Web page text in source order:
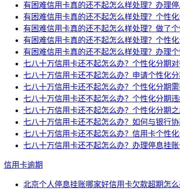
有困难信用卡真的还不起怎么样处理？办理
有困难信用卡真的还不起怎么样处理？个性化
有困难信用卡真的还不起怎么样处理？做了
有困难信用卡真的还不起怎么样处理？个性
有困难信用卡真的还不起怎么样处理？办理
七八十万信用卡还不起怎么办？个性化分期对
七八十万信用卡还不起怎么办？申请个性化分
七八十万信用卡还不起怎么办？个性化分期需
七八十万信用卡还不起怎么办？个性化分期违
七八十万信用卡还不起怎么办？个性化分期之
七八十万信用卡还不起怎么办？如何与银行协
七八十万信用卡还不起怎么办？信用卡个性化
七八十万信用卡还不起怎么办？办理停息挂
信用卡逾期
北京个人停息挂账哪家好信用卡欠款超期怎